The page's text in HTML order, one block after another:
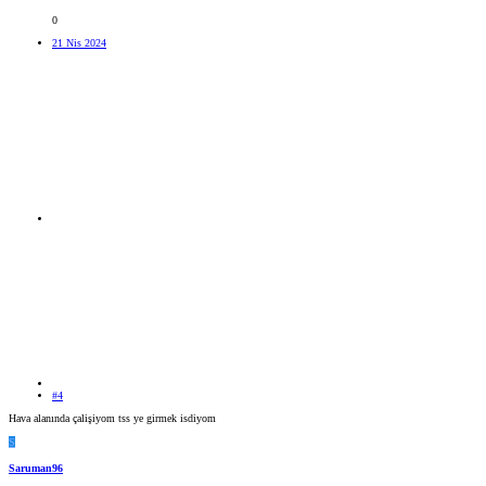
0
21 Nis 2024
#4
Hava alanında çalişiyom tss ye girmek isdiyom
S
Saruman96